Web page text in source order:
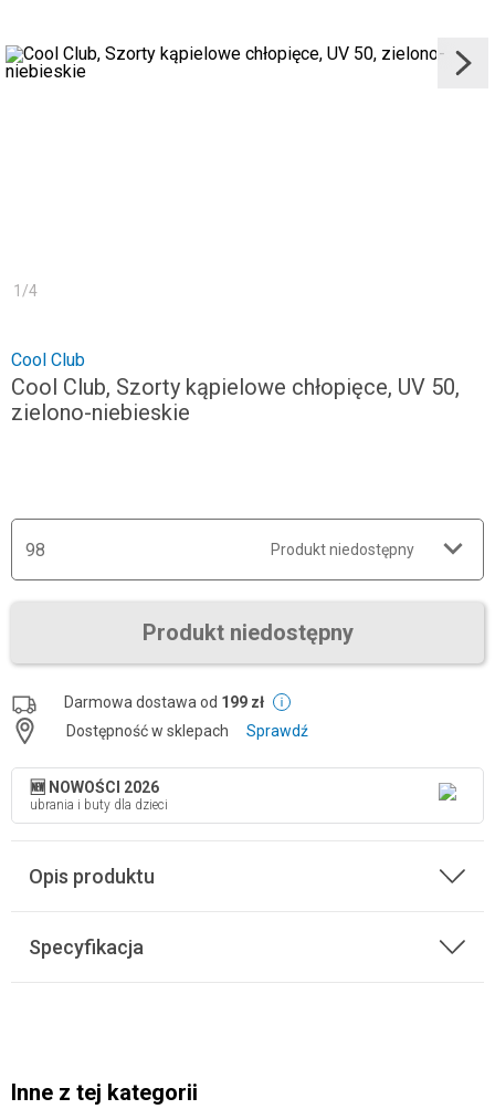
1 /4
Cool Club
Cool Club, Szorty kąpielowe chłopięce, UV 50,
zielono-niebieskie
98 Produkt niedostępny
Produkt niedostępny
Darmowa dostawa od 199 zł
Dostępność w sklepach
Sprawdź
🆕 NOWOŚCI 2026
ubrania i buty dla dzieci
Opis produktu
Specyfikacja
Inne z tej kategorii